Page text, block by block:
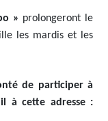
» prolongeront le
les mardis et les
de participer à
à cette adresse :